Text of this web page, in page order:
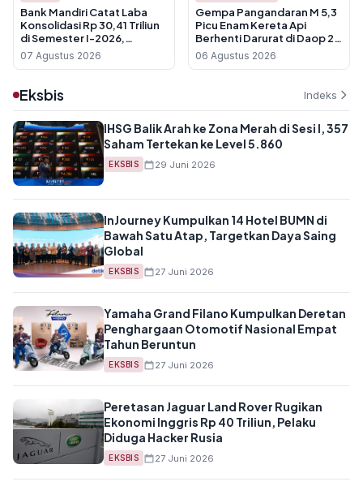
Bank Mandiri Catat Laba
Konsolidasi Rp 30,41 Triliun
di Semester I-2026,
Tumbuh 24,3 Persen
07 Agustus 2026
Gempa Pangandaran M 5,3
Picu Enam Kereta Api
Berhenti Darurat di Daop 2
Bandung
06 Agustus 2026
Eksbis Indeks
IHSG Balik Arah ke Zona Merah di Sesi I, 357
Saham Tertekan ke Level 5.860
EKSBIS 29 Juni 2026
InJourney Kumpulkan 14 Hotel BUMN di
Bawah Satu Atap, Targetkan Daya Saing
Global
EKSBIS 27 Juni 2026
Yamaha Grand Filano Kumpulkan Deretan
Penghargaan Otomotif Nasional Empat
Tahun Beruntun
EKSBIS 27 Juni 2026
Peretasan Jaguar Land Rover Rugikan
Ekonomi Inggris Rp 40 Triliun, Pelaku
Diduga Hacker Rusia
EKSBIS 27 Juni 2026